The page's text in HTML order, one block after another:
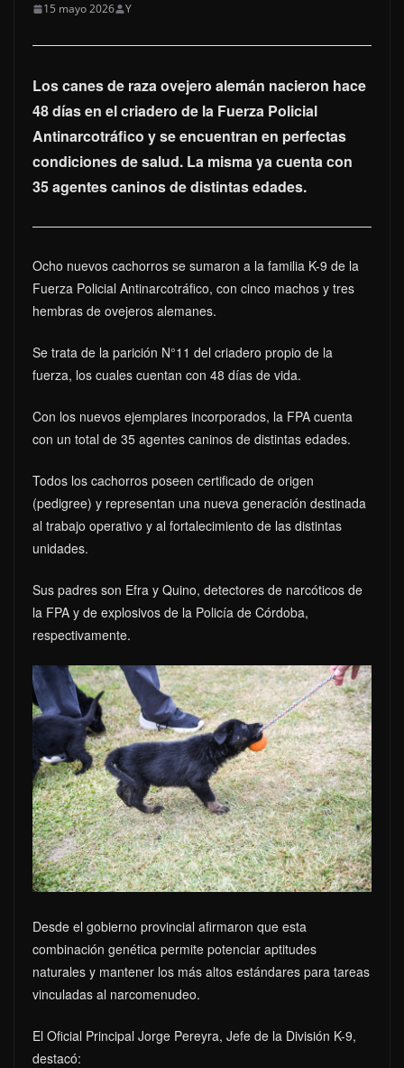
15 mayo 2026 Y
Los canes de raza ovejero alemán nacieron hace
48 días en el criadero de la Fuerza Policial
Antinarcotráfico y se encuentran en perfectas
condiciones de salud. La misma ya cuenta con
35 agentes caninos de distintas edades.
Ocho nuevos cachorros se sumaron a la familia K-9 de la
Fuerza Policial Antinarcotráfico, con cinco machos y tres
hembras de ovejeros alemanes.
Se trata de la parición N°11 del criadero propio de la
fuerza, los cuales cuentan con 48 días de vida.
Con los nuevos ejemplares incorporados, la FPA cuenta
con un total de 35 agentes caninos de distintas edades.
Todos los cachorros poseen certificado de origen
(pedigree) y representan una nueva generación destinada
al trabajo operativo y al fortalecimiento de las distintas
unidades.
Sus padres son Efra y Quino, detectores de narcóticos de
la FPA y de explosivos de la Policía de Córdoba,
respectivamente.
Desde el gobierno provincial afirmaron que esta
combinación genética permite potenciar aptitudes
naturales y mantener los más altos estándares para tareas
vinculadas al narcomenudeo.
El Oficial Principal Jorge Pereyra, Jefe de la División K-9,
destacó: